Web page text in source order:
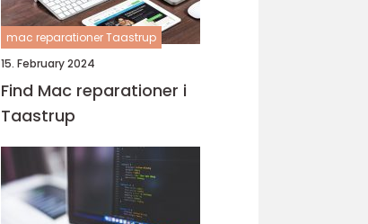
mac reparationer Taastrup
15. February 2024
Find Mac reparationer i
Taastrup